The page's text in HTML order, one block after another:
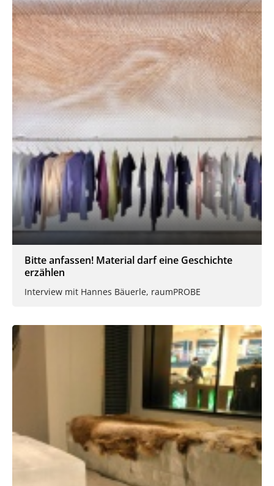
Bitte anfassen! Material darf eine Geschichte
erzählen
Interview mit Hannes Bäuerle, raumPROBE